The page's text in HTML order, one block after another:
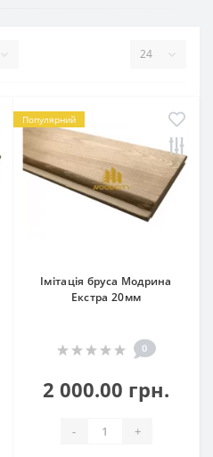
Популярний
Імітація бруса Модрина
Екстра 20мм
0
2 000.00 грн.
- +